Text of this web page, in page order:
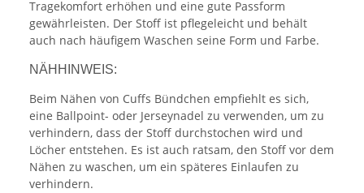
Tragekomfort erhöhen und eine gute Passform
gewährleisten. Der Stoff ist pflegeleicht und behält
auch nach häufigem Waschen seine Form und Farbe.
NÄHHINWEIS:
Beim Nähen von Cuffs Bündchen empfiehlt es sich,
eine Ballpoint- oder Jerseynadel zu verwenden, um zu
verhindern, dass der Stoff durchstochen wird und
Löcher entstehen. Es ist auch ratsam, den Stoff vor dem
Nähen zu waschen, um ein späteres Einlaufen zu
verhindern.